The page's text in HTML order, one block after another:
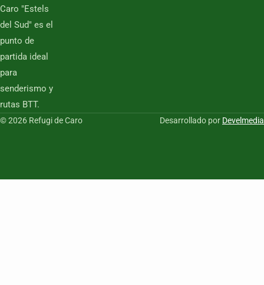
Caro "Estels
del Sud" es el
punto de
partida ideal
para
senderismo y
rutas BTT.
© 2026 Refugi de Caro Desarrollado por Develmedia